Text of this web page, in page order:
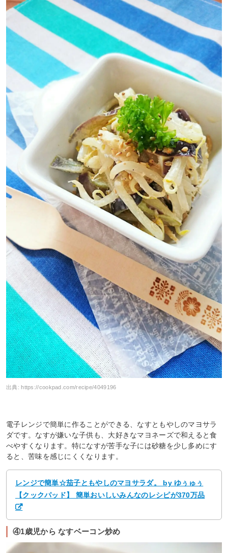
出典:https://cookpad.com/recipe/4049196
電子レンジで簡単に作ることができる、なすともやしのマヨサラ
ダです。なすが嫌いな子供も、大好きなマヨネーズで和えると食
べやすくなります。特になすが苦手な子には砂糖を少し多めにす
ると、苦味を感じにくくなります。
レンジで簡単☆茄子ともやしのマヨサラダ。 by ゆぅゅぅ
【クックパッド】 簡単おいしいみんなのレシピが370万品
④1歳児から なすベーコン炒め